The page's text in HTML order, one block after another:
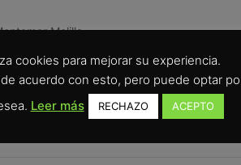
Melilla.
en Melilla con pedido online.
cookies para mejorar su experiencia.
acuerdo con esto, pero puede optar
Leer más RECHAZO ACEPTO